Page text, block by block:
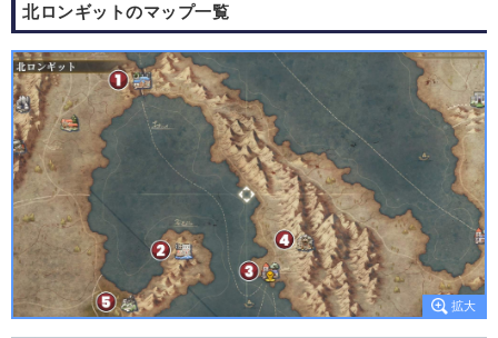
北ロンギットのマップ一覧